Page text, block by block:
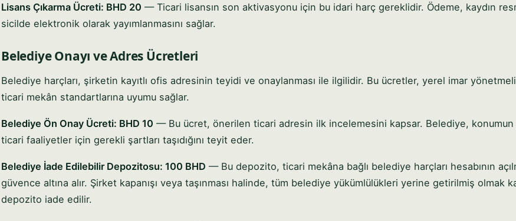
Lisans Çıkarma Ücreti: BHD 20 — Ticari lisansın son aktivasyonu için bu idari harç gereklidir. Ödeme, kaydın
sicilde elektronik olarak yayımlanmasını sağlar.
Belediye Onayı ve Adres Ücretleri
Belediye harçları, şirketin kayıtlı ofis adresinin teyidi ve onaylanması ile ilgilidir. Bu ücretler, yerel imar
ticari mekân standartlarına uyumu sağlar.
Belediye Ön Onay Ücreti: BHD 10 — Bu ücret, önerilen ticari adresin ilk incelemesini kapsar. Belediye, konumun
ticari faaliyetler için gerekli şartları taşıdığını teyit eder.
Belediye İade Edilebilir Depozitosu: 100 BHD — Bu depozito, ticari mekâna bağlı belediye harçları hesabının
güvence altına alır. Şirket kapanışı veya taşınması halinde, tüm belediye yükümlülükleri yerine getirilmiş olmak
depozito iade edilir.